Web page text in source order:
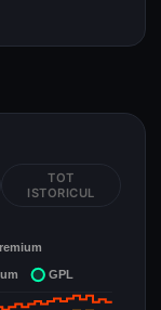
TOT
ISTORICUL